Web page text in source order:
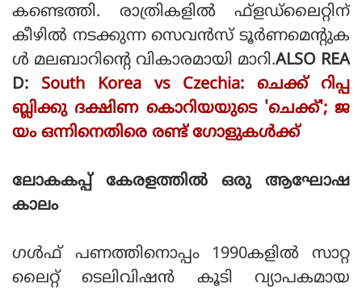
കണ്ടെത്തി. രാത്രികളില്‍ ഫ്‌ളഡ്‌ലൈറ്റിന്
കീഴില്‍ നടക്കുന്ന സെവന്‍സ് ടൂര്‍ണമെന്റുക
ള്‍ മലബാറിന്റെ വികാരമായി മാറി.ALSO REA
D: South Korea vs Czechia: ചെക്ക് റിപ്പ
ബ്ലിക്കു ദക്ഷിണ കൊറിയയുടെ 'ചെക്ക്'; ജ
യം ഒന്നിനെതിരെ രണ്ട് ഗോളുകൾക്ക്
ലോകകപ്പ് കേരളത്തില്‍ ഒരു ആഘോഷ
കാലം
ഗള്‍ഫ് പണത്തിനൊപ്പം 1990കളില്‍ സാറ്റ
ലൈറ്റ് ടെലിവിഷന്‍ കൂടി വ്യാപകമായ